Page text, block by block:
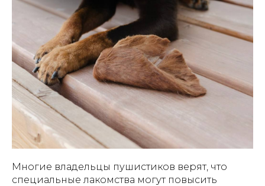
Многие владельцы пушистиков верят, что
специальные лакомства могут повысить